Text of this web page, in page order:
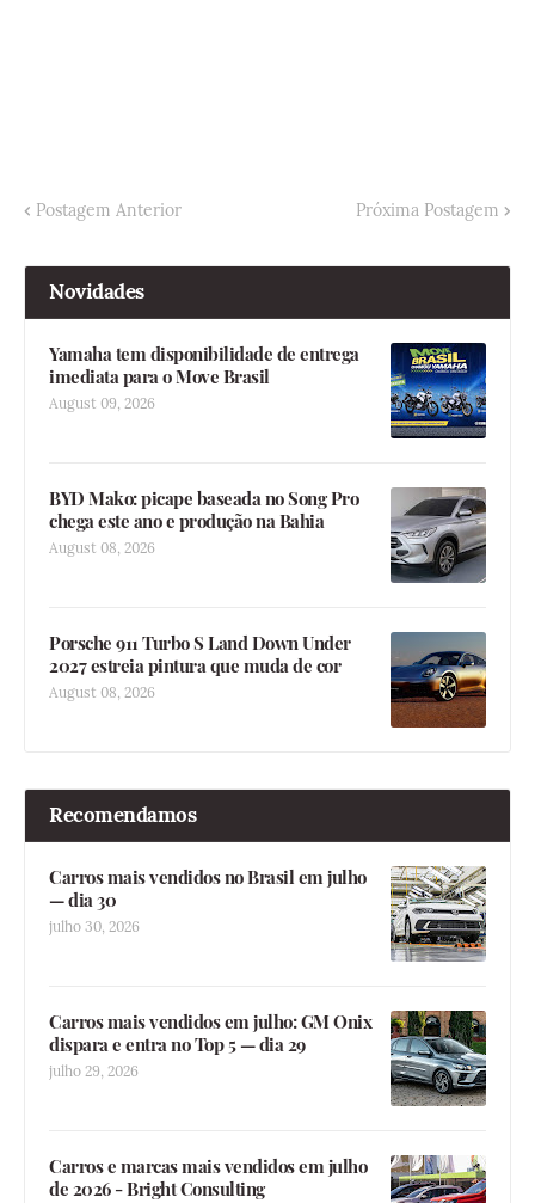
Postagem Anterior Próxima Postagem
Novidades
Yamaha tem disponibilidade de entrega
imediata para o Move Brasil
August 09, 2026
BYD Mako: picape baseada no Song Pro
chega este ano e produção na Bahia
August 08, 2026
Porsche 911 Turbo S Land Down Under
2027 estreia pintura que muda de cor
August 08, 2026
Recomendamos
Carros mais vendidos no Brasil em julho
— dia 30
julho 30, 2026
Carros mais vendidos em julho: GM Onix
dispara e entra no Top 5 — dia 29
julho 29, 2026
Carros e marcas mais vendidos em julho
de 2026 - Bright Consulting